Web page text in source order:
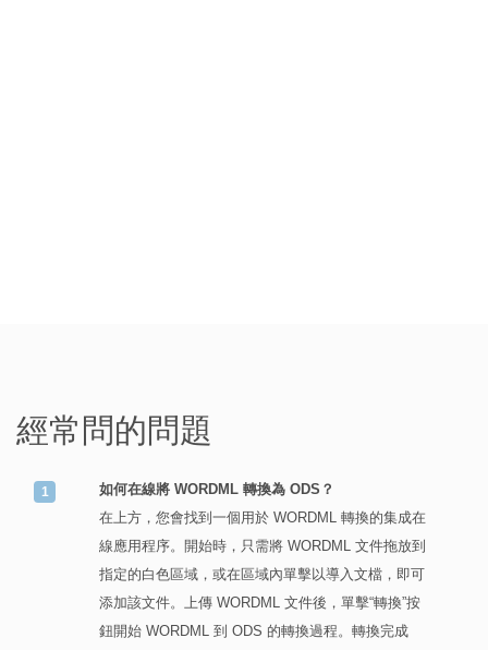
經常問的問題
如何在線將 WORDML 轉換為 ODS？
在上方，您會找到一個用於 WORDML 轉換的集成在
線應用程序。開始時，只需將 WORDML 文件拖放到
指定的白色區域，或在區域內單擊以導入文檔，即可
添加該文件。上傳 WORDML 文件後，單擊“轉換”按
鈕開始 WORDML 到 ODS 的轉換過程。轉換完成